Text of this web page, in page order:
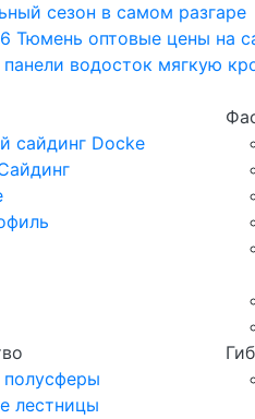
сезон в самом разгаре
Тюмень оптовые цены на
водосток мягкую
сайдинг Docke
лестницы